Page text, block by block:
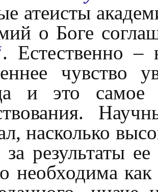
атеисты
о Боге
. Естественно –
чувство
и это самое
насколько
за результаты
необходима